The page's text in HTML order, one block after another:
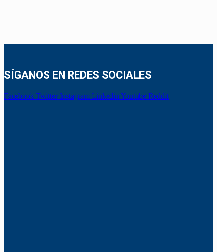
SÍGANOS EN REDES SOCIALES
Facebook Twitter Instagram Linkedin Youtube Reddit